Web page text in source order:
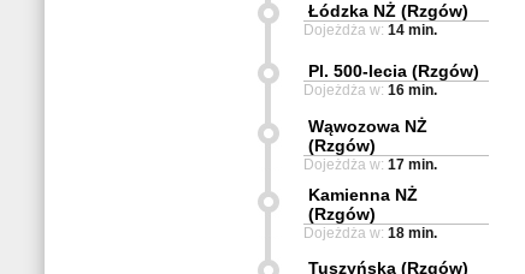
Łódzka NŻ (Rzgów)
Dojeżdża w: 14 min.
Pl. 500-lecia (Rzgów)
Dojeżdża w: 16 min.
Wąwozowa NŻ
(Rzgów)
Dojeżdża w: 17 min.
Kamienna NŻ
(Rzgów)
Dojeżdża w: 18 min.
Tuszyńska (Rzgów)